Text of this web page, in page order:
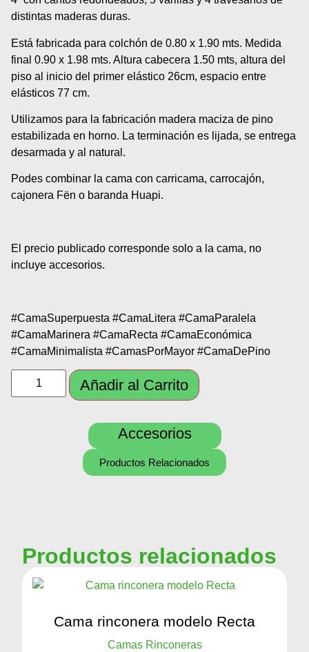
distintas maderas duras.
Está fabricada para colchón de 0.80 x 1.90 mts. Medida
final 0.90 x 1.98 mts. Altura cabecera 1.50 mts, altura del
piso al inicio del primer elástico 26cm, espacio entre
elásticos 77 cm.
Utilizamos para la fabricación madera maciza de pino
estabilizada en horno. La terminación es lijada, se entrega
desarmada y al natural.
Podes combinar la cama con carricama, carrocajón,
cajonera Fën o baranda Huapi.
El precio publicado corresponde solo a la cama, no
incluye accesorios.
#CamaSuperpuesta #CamaLitera #CamaParalela
#CamaMarinera #CamaRecta #CamaEconómica
#CamaMinimalista #CamasPorMayor #CamaDePino
Añadir al Carrito
Accesorios
Productos Relacionados
Productos relacionados
Cama rinconera modelo Recta
Camas Rinconeras